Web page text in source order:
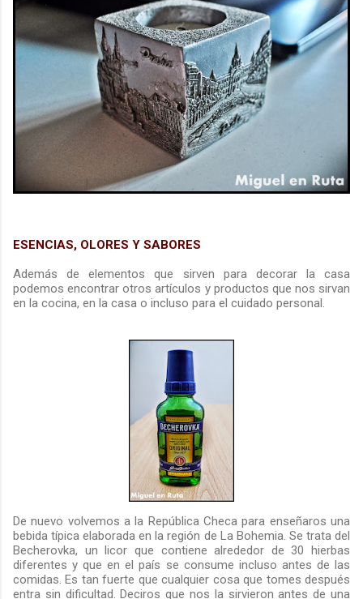
ESENCIAS, OLORES Y SABORES
Además de elementos que sirven para decorar la casa
podemos encontrar otros artículos y productos que nos sirvan
en la cocina, en la casa o incluso para el cuidado personal.
De nuevo volvemos a la República Checa para enseñaros una
bebida típica elaborada en la región de La Bohemia. Se trata del
Becherovka, un licor que contiene alrededor de 30 hierbas
diferentes y que en el país se consume incluso antes de las
comidas. Es tan fuerte que cualquier cosa que tomes después
entra sin dificultad. Deciros que nos la sirvieron antes de una